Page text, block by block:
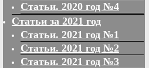
Статьи. 2020 год №4
Статьи за 2021 год
Статьи. 2021 год №1
Статьи. 2021 год №2
Статьи. 2021 год №3